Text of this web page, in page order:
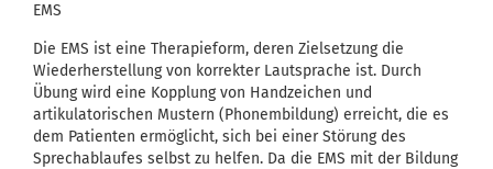
EMS
Die EMS ist eine Therapieform, deren Zielsetzung die
Wiederherstellung von korrekter Lautsprache ist. Durch
Übung wird eine Kopplung von Handzeichen und
artikulatorischen Mustern (Phonembildung) erreicht, die es
dem Patienten ermöglicht, sich bei einer Störung des
Sprechablaufes selbst zu helfen. Da die EMS mit der Bildung